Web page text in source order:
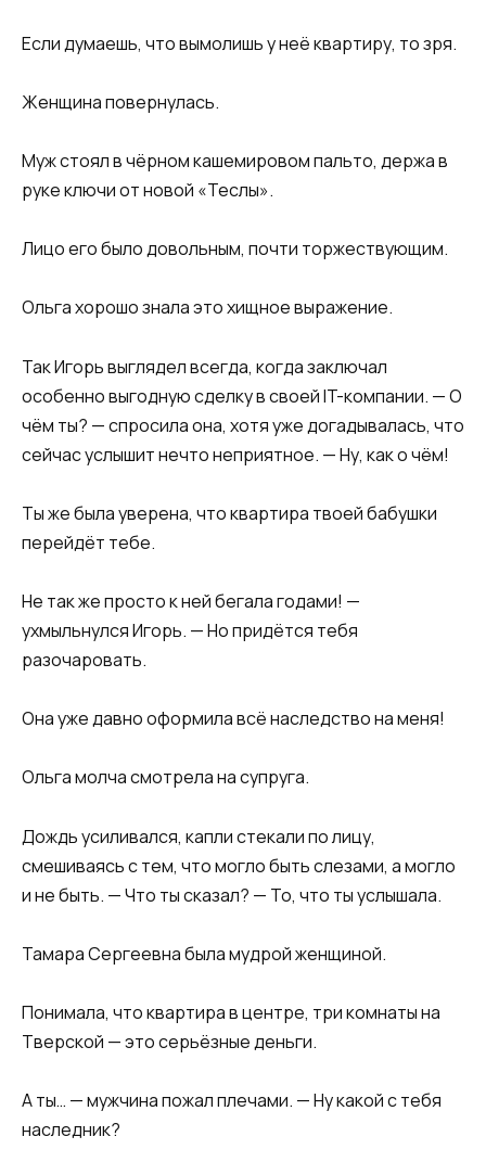
Если думаешь, что вымолишь у неё квартиру, то зря.
Женщина повернулась.
Муж стоял в чёрном кашемировом пальто, держа в
руке ключи от новой «Теслы».
Лицо его было довольным, почти торжествующим.
Ольга хорошо знала это хищное выражение.
Так Игорь выглядел всегда, когда заключал
особенно выгодную сделку в своей IT-компании. — О
чём ты? — спросила она, хотя уже догадывалась, что
сейчас услышит нечто неприятное. — Ну, как о чём!
Ты же была уверена, что квартира твоей бабушки
перейдёт тебе.
Не так же просто к ней бегала годами! —
ухмыльнулся Игорь. — Но придётся тебя
разочаровать.
Она уже давно оформила всё наследство на меня!
Ольга молча смотрела на супруга.
Дождь усиливался, капли стекали по лицу,
смешиваясь с тем, что могло быть слезами, а могло
и не быть. — Что ты сказал? — То, что ты услышала.
Тамара Сергеевна была мудрой женщиной.
Понимала, что квартира в центре, три комнаты на
Тверской — это серьёзные деньги.
А ты… — мужчина пожал плечами. — Ну какой с тебя
наследник?